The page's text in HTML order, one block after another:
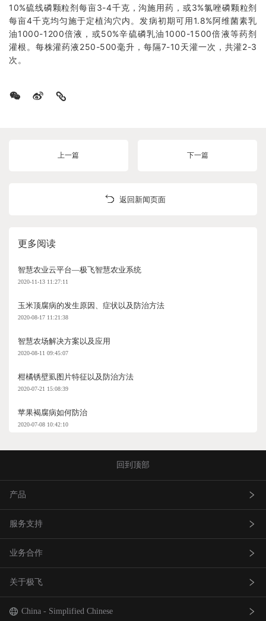
10%硫线磷颗粒剂每亩3-4千克，沟施用药，或3%氯唑磷颗粒剂
每亩4千克均匀施于定植沟穴内。发病初期可用1.8%阿维菌素乳
油1000-1200倍液，或50%辛硫磷乳油1000-1500倍液等药剂
灌根。每株灌药液250-500毫升，每隔7-10天灌一次，共灌2-3
次。
上一篇 下一篇
返回新闻页面
更多阅读
智慧农业云平台—极飞智慧农业系统
2020-11-13 11:27:11
玉米顶腐病的发生原因、症状以及防治方法
2020-08-17 11:21:38
智慧农场解决方案以及应用
2020-08-11 09:45:07
柑橘锈壁虱图片特征以及防治方法
2020-07-21 15:08:39
苹果褐腐病如何防治
2020-07-08 10:42:10
回到顶部
产品
农业无人飞机
农业无人车
农机自驾仪
巡田无人飞机
服务支持
极飞服务
极飞学园
证书查询
业务合作
查找网点(资质验证）
成为渠道合作伙伴
关于极飞
我是极⻜
China - Simplified Chinese